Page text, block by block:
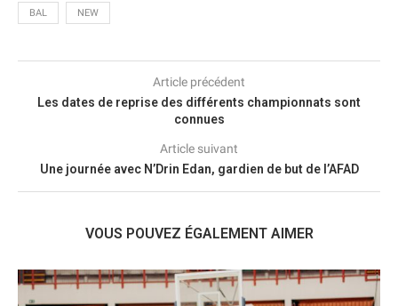
BAL NEW
Article précédent
Les dates de reprise des différents championnats sont
connues
Article suivant
Une journée avec N’Drin Edan, gardien de but de l’AFAD
VOUS POUVEZ ÉGALEMENT AIMER